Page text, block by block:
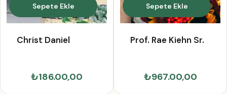
Sepete Ekle
Christ Daniel
₺186.00,00
Sepete Ekle
Prof. Rae Kiehn Sr.
₺967.00,00